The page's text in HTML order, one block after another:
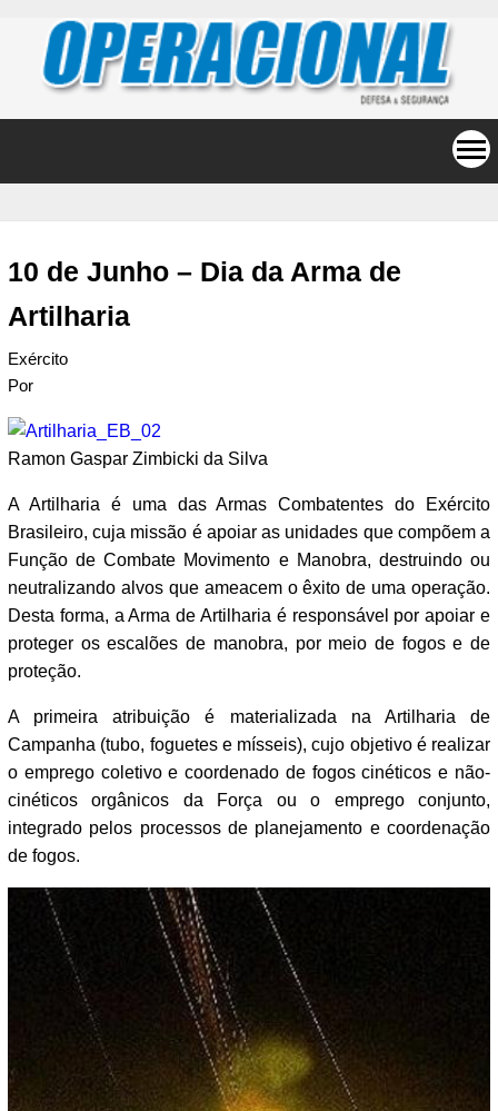
10 de Junho – Dia da Arma de
Artilharia
Exército
Por
Ramon Gaspar Zimbicki da Silva
A Artilharia é uma das Armas Combatentes do Exército
Brasileiro, cuja missão é apoiar as unidades que compõem a
Função de Combate Movimento e Manobra, destruindo ou
neutralizando alvos que ameacem o êxito de uma operação.
Desta forma, a Arma de Artilharia é responsável por apoiar e
proteger os escalões de manobra, por meio de fogos e de
proteção.
A primeira atribuição é materializada na Artilharia de
Campanha (tubo, foguetes e mísseis), cujo objetivo é realizar
o emprego coletivo e coordenado de fogos cinéticos e não-
cinéticos orgânicos da Força ou o emprego conjunto,
integrado pelos processos de planejamento e coordenação
de fogos.